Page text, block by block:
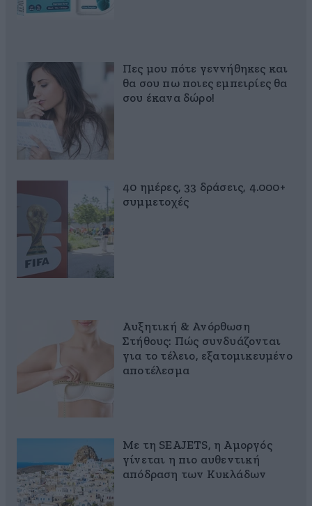
Πες μου πότε γεννήθηκες και
θα σου πω ποιες εμπειρίες θα
σου έκανα δώρο!
40 ημέρες, 33 δράσεις, 4.000+
συμμετοχές
Αυξητική & Ανόρθωση
Στήθους: Πώς συνδυάζονται
για το τέλειο, εξατομικευμένο
αποτέλεσμα
Με τη SEAJETS, η Αμοργός
γίνεται η πιο αυθεντική
απόδραση των Κυκλάδων